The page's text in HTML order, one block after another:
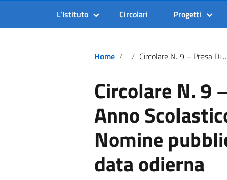
L’Istituto Circolari Progetti
Home Circolare N. 9 – Presa Di Servizio Anno Scolastico 2025-26. Nomine Pubblicate All’USP In Data Odierna
Circolare N. 9
Anno
Nomine
data odierna